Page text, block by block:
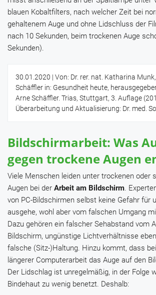
blauen Kobaltfilters, nach welcher Zeit bei
gehaltenem Auge und ohne Lidschluss der
nach 10 Sekunden, beim trockenen Auge
Sekunden).
30.01.2020 | Von: Dr. rer. nat. Katharina
Schäffler in: Gesundheit heute,
Arne Schäffler. Trias, Stuttgart, 3. Auflage
Überarbeitung und Aktualisierung: Dr. med.
Bildschirmarbeit: Was
gegen trockene Augen
Viele Menschen leiden unter trockenen oder
Augen bei der Arbeit am Bildschirm.
von PC-Bildschirmen selbst keine Gefahr für
ausgehe, wohl aber vom falschen Umgang
Dazu gehören ein falscher Sehabstand vom
Bildschirm, ungünstige Lichtverhältnisse
falsche (Sitz-)Haltung. Hinzu kommt, dass
längerer Computerarbeit das Auge auf den
Der Lidschlag ist unregelmäßig, in der Folge
Bindehaut zu wenig benetzt. Deshalb: